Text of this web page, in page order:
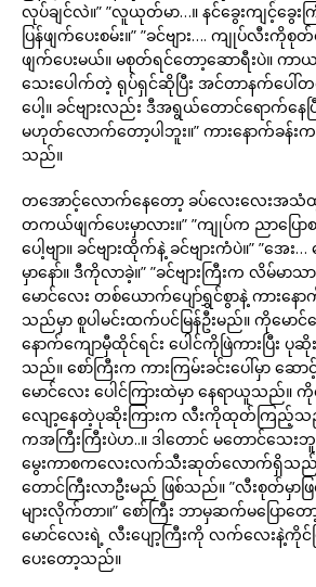
လုပ်ချင်လဲ။” ”လူယုတ်မာ…။ နင်ခွေးကျင့်ခွေးက
ပြန်ဖျက်ပေးစမ်း။” ”ခင်ဗျား…. ကျုပ်လီးကို
ဖျက်ပေးမယ်။ မစုတ်ရင်တော့ဆောရီးပဲ။ ကာ
သေးပေါက်တဲ့ ရုပ်ရှင်ဆိုပြီး အင်တာနက်ပေါ်တ
ပေါ့။ ခင်ဗျားလည်း ဒီအရွယ်တောင်ရောက်န
မဟုတ်လောက်တော့ပါဘူး။” ကားနောက်ခန်းက
သည်။
တအောင့်လောက်နေတော့ ခပ်လေးလေးအသံ
တကယ်ဖျက်ပေးမှာလား။” ”ကျုပ်က ညာပြေ
ပေါ့ဗျာ။ ခင်ဗျားထိုက်နဲ့ ခင်ဗျားကံပဲ။” ”အေ
မှာနော်။ ဒီကိုလာခဲ့။” ”ခင်ဗျားကြီးက လိမ်မာသ
မောင်လေး တစ်ယောက်ပျော်ရွှင်စွာနဲ့ ကားနေ
သည်မှာ စူပါမင်းထက်ပင်မြန်ဦးမည်။ ကိုမောင်
နောက်ကျောမှီထိုင်ရင်း ပေါင်ကိုဖြဲကားပြီး
သည်။ စော်ကြီးက ကားကြမ်းခင်းပေါ်မှာ ဆော
မောင်လေး ပေါင်ကြားထဲမှာ နေရာယူသည်။ ကို
လျော့နေတဲ့ပုဆိုးကြားက လီးကိုထုတ်ကြည့်သည်
ကအကြီးကြီးပဲဟ..။ ဒါတောင် မတောင်သေး
မွေးကာစကလေးလက်သီးဆုတ်လောက်ရှိသည်
တောင်ကြီးလာဦးမည် ဖြစ်သည်။ ”လီးစုတ်မှာဖြ
များလိုက်တာ။” စော်ကြီး ဘာမှဆက်မပြော
မောင်လေးရဲ့ လီးပျော့ကြီးကို လက်လေးနဲ့ကိုင်
ပေးတော့သည်။